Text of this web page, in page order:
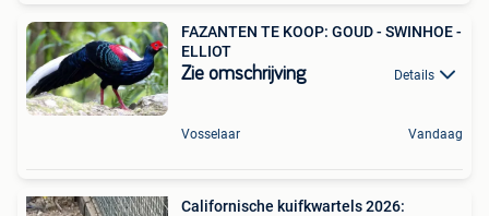
FAZANTEN TE KOOP: GOUD - SWINHOE -
ELLIOT
Zie omschrijving Details
Vosselaar Vandaag
Californische kuifkwartels 2026: